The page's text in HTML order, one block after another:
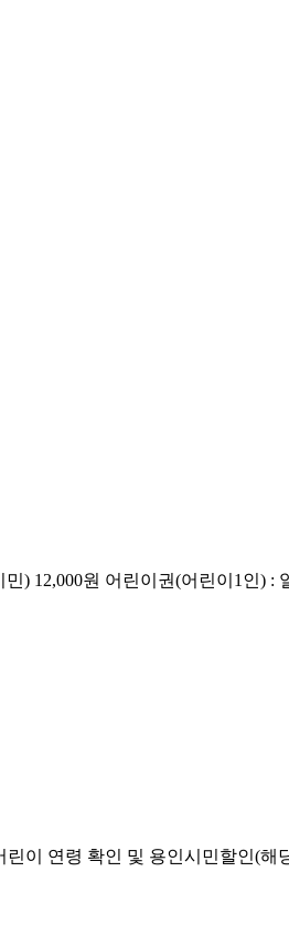
) 12,000원 어린이권(어린이1인) :
이 연령 확인 및 용인시민할인(해